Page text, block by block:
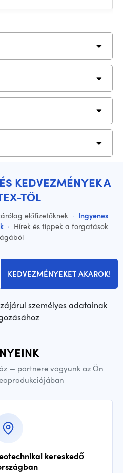
KEDVEZMÉNYEK A
TŐL
előfizetőknek · Ingyenes
· Hírek és tippek a forgatások
KEDVEZMÉNYEKET AKAROK!
személyes adatainak
— partnere vagyunk az Ön
kereskedő